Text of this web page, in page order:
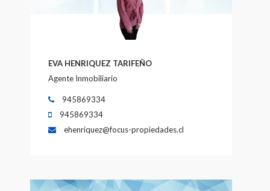
EVA HENRIQUEZ TARIFEÑO
Agente Inmobiliario
945869334
945869334
ehenriquez@focus-propiedades.cl